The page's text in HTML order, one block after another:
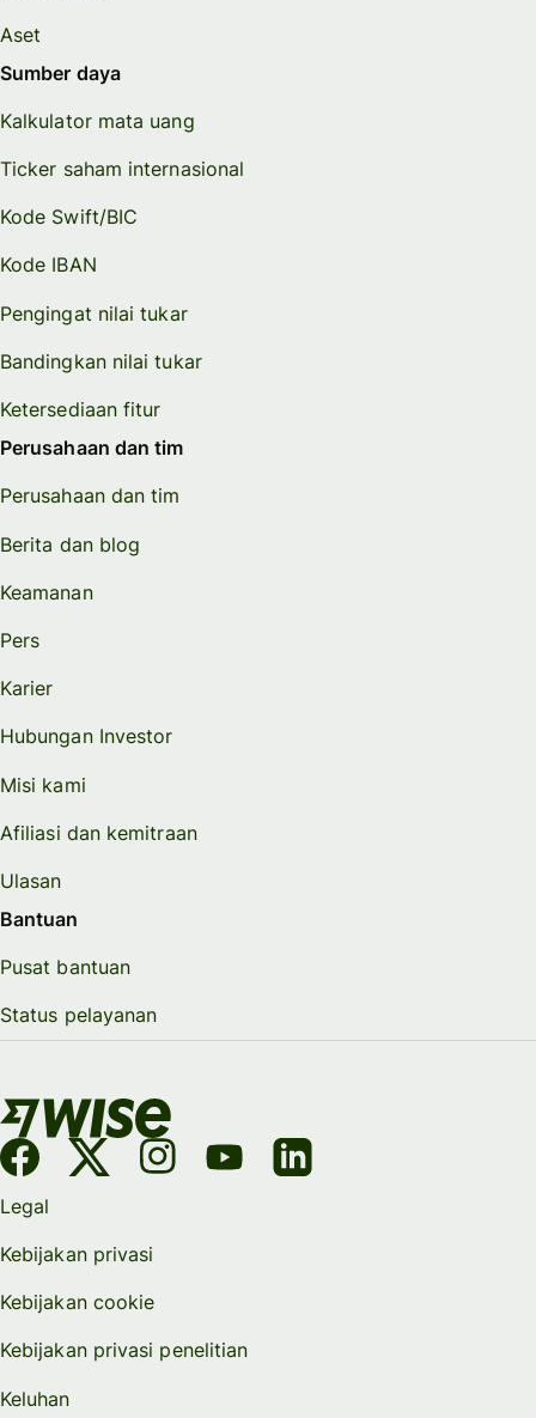
Aset
Sumber daya
Kalkulator mata uang
Ticker saham internasional
Kode Swift/BIC
Kode IBAN
Pengingat nilai tukar
Bandingkan nilai tukar
Ketersediaan fitur
Perusahaan dan tim
Perusahaan dan tim
Berita dan blog
Keamanan
Pers
Karier
Hubungan Investor
Misi kami
Afiliasi dan kemitraan
Ulasan
Bantuan
Pusat bantuan
Status pelayanan
Legal
Kebijakan privasi
Kebijakan cookie
Kebijakan privasi penelitian
Keluhan